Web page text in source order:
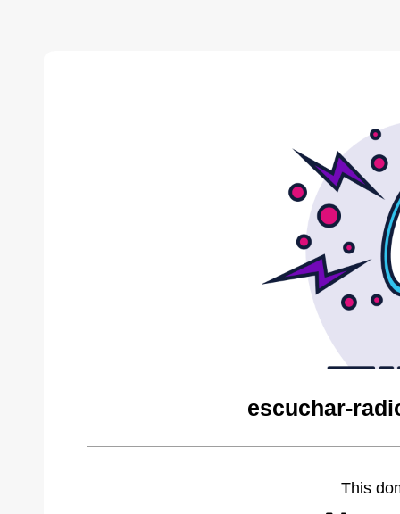
escuchar-
This